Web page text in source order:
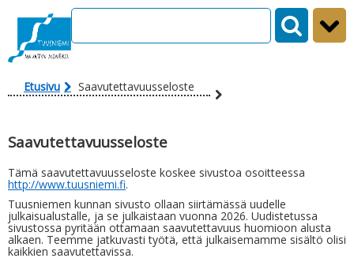
Siirry sisältöön
Etusivu Saavutettavuusseloste
Saavutettavuusseloste
Tämä saavutettavuusseloste koskee sivustoa osoitteessa
http://www.tuusniemi.fi.
Tuusniemen kunnan sivusto ollaan siirtämässä uudelle
julkaisualustalle, ja se julkaistaan vuonna 2026. Uudistetussa
sivustossa pyritään ottamaan saavutettavuus huomioon alusta
alkaen. Teemme jatkuvasti työtä, että julkaisemamme sisältö olisi
kaikkien saavutettavissa.